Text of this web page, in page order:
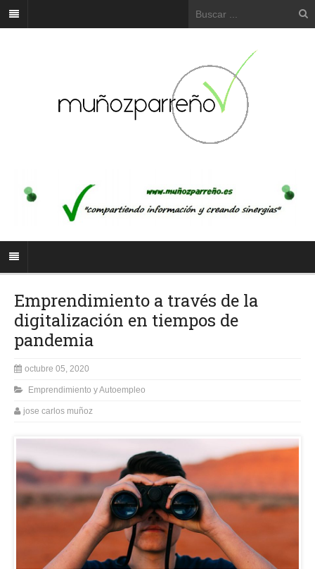
Emprendimiento a través de la
digitalización en tiempos de
pandemia
octubre 05, 2020
Emprendimiento y Autoempleo
jose carlos muñoz